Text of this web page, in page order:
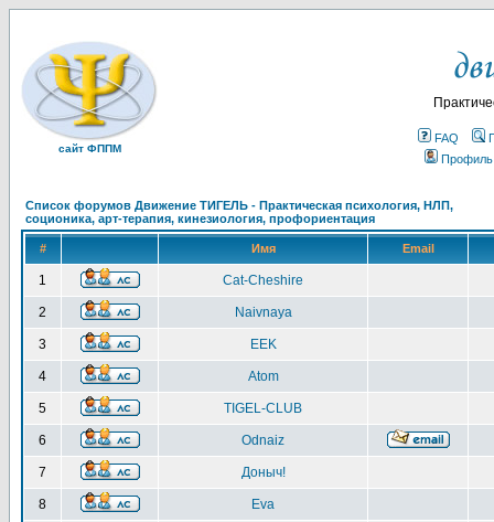
сайт ФППМ
FAQ
Профиль
Список форумов Движение ТИГЕЛЬ - Практическая психология, НЛП,
соционика, арт-терапия, кинезиология, профориентация
# Имя Email
1 Cat-Cheshire
2 Naivnaya
3 EEK
4 Atom
5 TIGEL-CLUB
6 Odnaiz
7 Доныч!
8 Eva